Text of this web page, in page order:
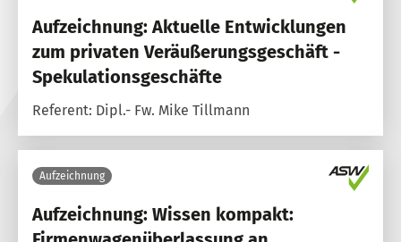
Aufzeichnung: Aktuelle Entwicklungen
zum privaten Veräußerungsgeschäft -
Spekulationsgeschäfte
Referent: Dipl.- Fw. Mike Tillmann
Aufzeichnung
Aufzeichnung: Wissen kompakt: